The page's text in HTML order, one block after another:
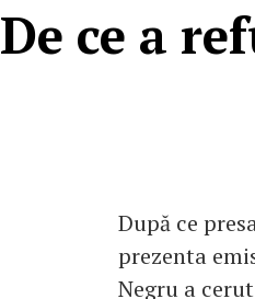
De ce a
După ce
prezenta
Negru a